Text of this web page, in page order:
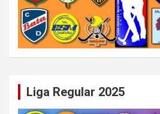
Liga Regular 2025